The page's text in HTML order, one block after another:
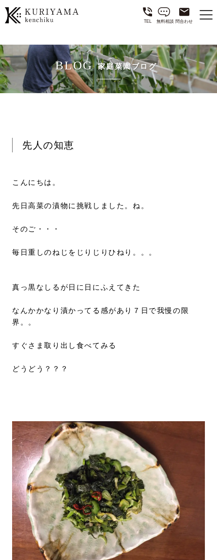
TEL 無料相談 問合わせ
BLOG 家庭菜園ブログ
先人の知恵
こんにちは。
先日高菜の漬物に挑戦しました。ね。
そのご・・・
毎日重しのねじをじりじりひねり。。。
真っ黒なしるが日に日にふえてきた
なんかかなり漬かってる感があり７日で我慢の限
界。。
すぐさま取り出し食べてみる
どうどう？？？